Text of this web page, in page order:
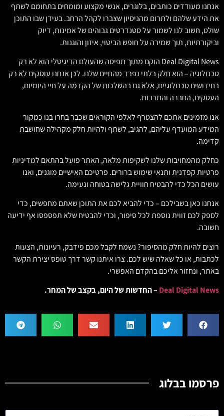
אנחנו מעודדים כותבים, בלוגרים, אנשי מקצוע ומומחים בתחומם לשתף
את הידע שלהם ולתרום מהניסיון שצברו לקהל הרחב. בעידן שבו התוכן
שולט, חשוב לנו לשמור על סטנדרטים גבוהים של אמינות, דיוק
וביקורתיות, תוך שמירה על חופש הביטוי, איזון והוגנות.
Deal Digital News הוקם מתוך תפיסה שהעולם הדיגיטלי הוא לא רק
טכנולוגיה – הוא חלק בלתי נפרד מהחיים שלנו. לכן אנחנו עוסקים לא רק
בחידושים טכנולוגיים, אלא גם בהשלכות של הקדמה על חיי היומיום,
העסקים, החברה והתרבות.
אנו מזמינים אתכם להצטרף לאלפי הקוראים שכבר בחרו בנו כמקור
המידע המועדף עליהם, להגיב, לשתף ולהיות חלק מקהילה שחושבת
קדימה.
כחלק מהמחויבות שלנו לשקיפות מלאה, האתר פועל בהתאם למדיניות
פרטיות קפדנית ותנאי שימוש ברורים. פרטיכם האישיים מוגנים, ואנו
עושים הכל כדי להבטיח חוויית גלישה בטוחה ונעימה.
אנחנו כאן בשבילכם – כדי להביא לכם את התוכן שאתם מחפשים, כדי
לספק לכם זווית נוספת לכל סיפור, וכדי להבטיח שלא תפספסו אף ידיעה
חשובה.
רוצים להיות חלק מהסיפור? נשמח לקבל מכם פידבק, רעיונות, הצעות
לכתבות, או כל שאלה שיש לכם. צרו איתנו קשר דרך טופס יצירת הקשר
באתר, ונחזור אליכם בהקדם האפשרי.
Deal Digital News – החדשות של היום, בקצב של המחר.
פרסמו בבלוג